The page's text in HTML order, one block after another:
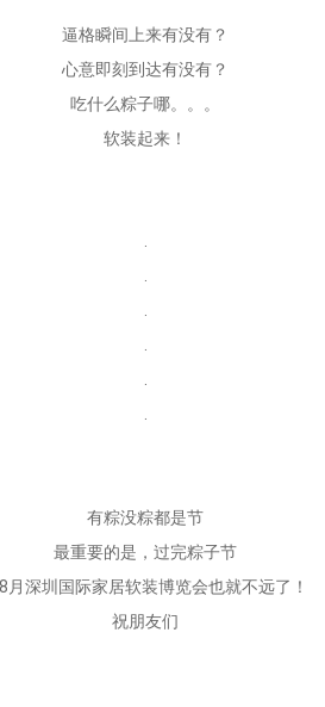
逼格瞬间上来有没有？
心意即刻到达有没有？
吃什么粽子哪。。。
软装起来！
.
.
.
.
.
.
有粽没粽都是节
最重要的是，过完粽子节
月深圳国际家居软装博览会也就不远了！
祝朋友们